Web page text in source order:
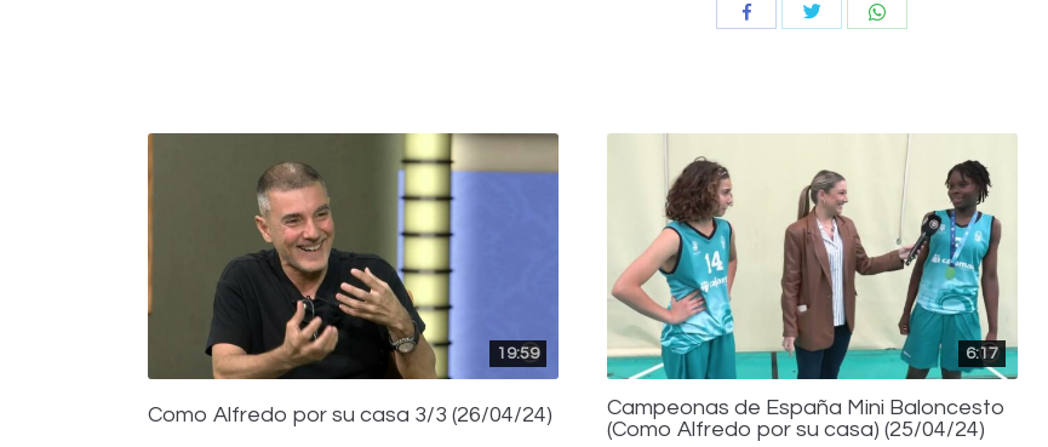
CompartirCompartir
19:59
Como Alfredo por su casa 3/3 (26/04/24)
6:17
Campeonas de España Mini Baloncesto
(Como Alfredo por su casa) (25/04/24)